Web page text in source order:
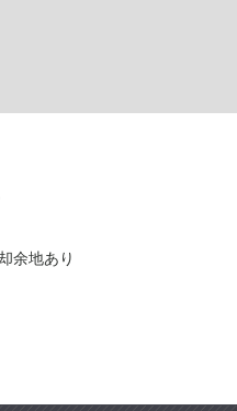
余地あり